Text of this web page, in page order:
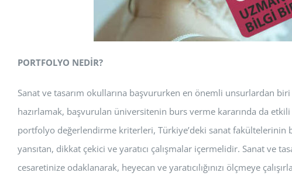
PORTFOLYO NEDİR?
Sanat ve tasarım okullarına başvururken en önemli unsurlardan
hazırlamak, başvurulan üniversitenin burs verme kararında da
portfolyo değerlendirme kriterleri, Türkiye’deki sanat fakültelerinin
yansıtan, dikkat çekici ve yaratıcı çalışmalar içermelidir. Sanat ve
cesaretinize odaklanarak, heyecan ve yaratıcılığınızı ölçmeye